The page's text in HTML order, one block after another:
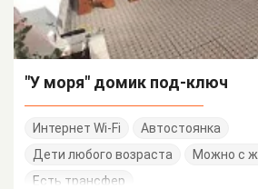
"У моря" домик под-ключ
Интернет Wi-Fi
Автостоянка
Дети любого возраста
Можно с
Есть трансфер